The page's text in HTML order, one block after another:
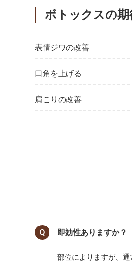
ボトックスの
表情ジワの改善
口角を上げる
肩こりの改善
即効性ありますか？
部位によりますが、通